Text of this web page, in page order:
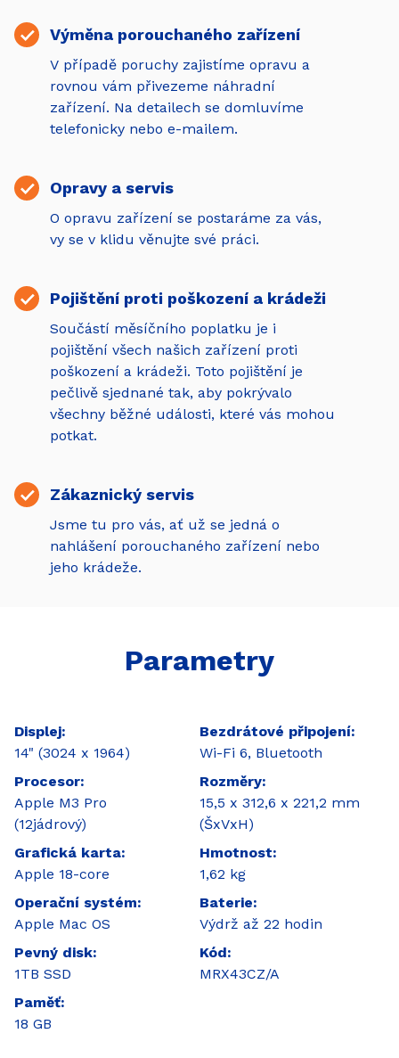
Výměna porouchaného zařízení
V případě poruchy zajistíme opravu a
rovnou vám přivezeme náhradní
zařízení. Na detailech se domluvíme
telefonicky nebo e-mailem.
Opravy a servis
O opravu zařízení se postaráme za vás,
vy se v klidu věnujte své práci.
Pojištění proti poškození a krádeži
Součástí měsíčního poplatku je i
pojištění všech našich zařízení proti
poškození a krádeži. Toto pojištění je
pečlivě sjednané tak, aby pokrývalo
všechny běžné události, které vás mohou
potkat.
Zákaznický servis
Jsme tu pro vás, ať už se jedná o
nahlášení porouchaného zařízení nebo
jeho krádeže.
Parametry
Displej
14" (3024 x 1964)
Procesor
Apple M3 Pro
(12jádrový)
Grafická karta
Apple 18-core
Operační systém
Apple Mac OS
Pevný disk
1TB SSD
Paměť
18 GB
Bezdrátové připojení
Wi-Fi 6, Bluetooth
Rozměry
15,5 x 312,6 x 221,2 mm
(ŠxVxH)
Hmotnost
1,62 kg
Baterie
Výdrž až 22 hodin
Kód
MRX43CZ/A